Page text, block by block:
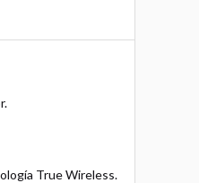
True Wireless.